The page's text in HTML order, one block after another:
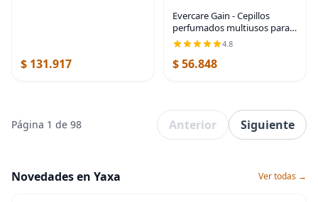
$ 131.917
Evercare Gain - Cepillos
perfumados multiusos para
pelusas con 50 hojas,
paquete de 3 rodillos
manuales recargables con
4.8
$ 56.848
Página 1 de 98 Anterior Siguiente
Novedades en Yaxa Ver todas →